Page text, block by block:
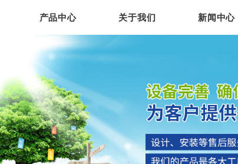
产品中心 关于我们 新闻中心